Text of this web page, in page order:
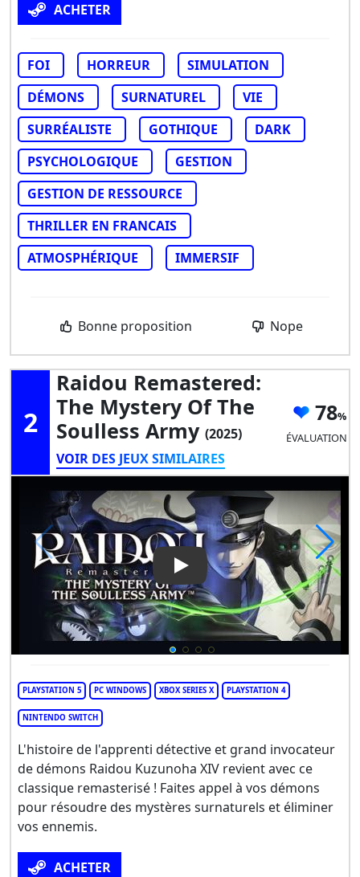
ACHETER
FOI HORREUR
SIMULATION
DÉMONS
SURNATUREL
VIE
SURRÉALISTE
GOTHIQUE
DARK
PSYCHOLOGIQUE
GESTION
GESTION DE RESSOURCE
THRILLER EN FRANCAIS
ATMOSPHÉRIQUE
IMMERSIF
Bonne proposition Nope
2
Raidou Remastered:
The Mystery Of The
Soulless Army (2025)
VOIR DES JEUX SIMILAIRES
78
ÉVALUATION
Play Video: Raidou
PLAYSTATION 5 PC WINDOWS XBOX SERIES X PLAYSTATION 4
NINTENDO SWITCH
L'histoire de l'apprenti détective et grand invocateur
de démons Raidou Kuzunoha XIV revient avec ce
classique remasterisé ! Faites appel à vos démons
pour résoudre des mystères surnaturels et éliminer
vos ennemis.
ACHETER